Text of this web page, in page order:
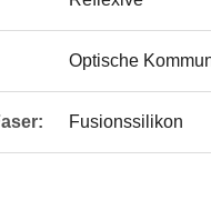
Optische
Fusionssilikon